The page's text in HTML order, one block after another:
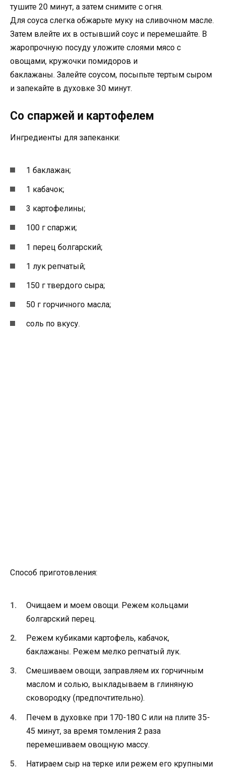
тушите 20 минут, а затем снимите с огня.
Для соуса слегка обжарьте муку на сливочном масле.
Затем влейте их в остывший соус и перемешайте. В
жаропрочную посуду уложите слоями мясо с
овощами, кружочки помидоров и
баклажаны. Залейте соусом, посыпьте тертым сыром
и запекайте в духовке 30 минут.
Со спаржей и картофелем
Ингредиенты для запеканки:
1 баклажан;
1 кабачок;
3 картофелины;
100 г спаржи;
1 перец болгарский;
1 лук репчатый;
150 г твердого сыра;
50 г горчичного масла;
соль по вкусу.
Способ приготовления:
Очищаем и моем овощи. Режем кольцами
болгарский перец.
Режем кубиками картофель, кабачок,
баклажаны. Режем мелко репчатый лук.
Смешиваем овощи, заправляем их горчичным
маслом и солью, выкладываем в глиняную
сковородку (предпочтительно).
Печем в духовке при 170-180 С или на плите 35-
45 минут, за время томления 2 раза
перемешиваем овощную массу.
Натираем сыр на терке или режем его крупными